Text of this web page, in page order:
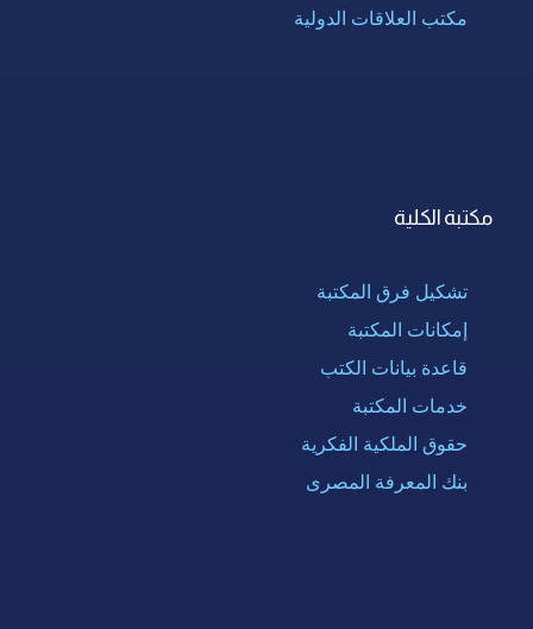
مكتب العلاقات الدولية
مكتبة الكلية
تشكيل فرق المكتبة
إمكانات المكتبة
قاعدة بيانات الكتب
خدمات المكتبة
حقوق الملكية الفكرية
بنك المعرفة المصرى